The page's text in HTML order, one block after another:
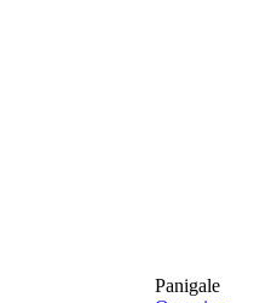
Panigale